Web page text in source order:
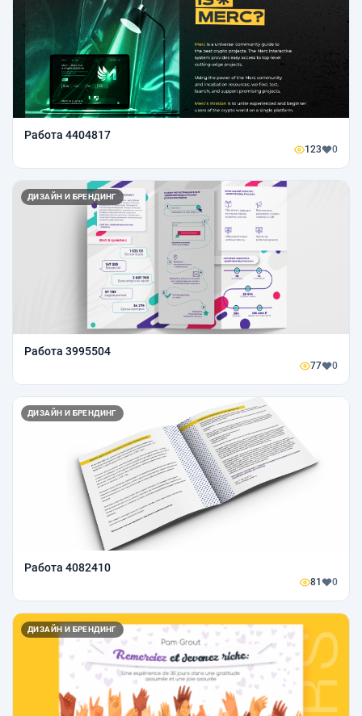
Работа 4404817
123 0
ДИЗАЙН И БРЕНДИНГ
Работа 3995504
77 0
ДИЗАЙН И БРЕНДИНГ
Работа 4082410
81 0
ДИЗАЙН И БРЕНДИНГ